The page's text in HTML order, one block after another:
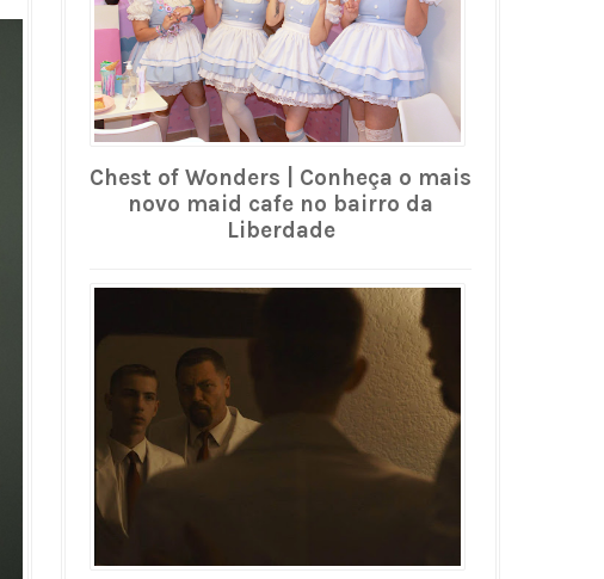
Chest of Wonders | Conheça o mais
novo maid cafe no bairro da
Liberdade